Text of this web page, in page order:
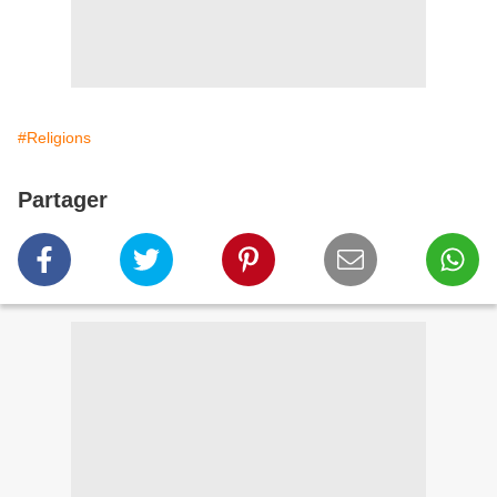
#Religions
Partager